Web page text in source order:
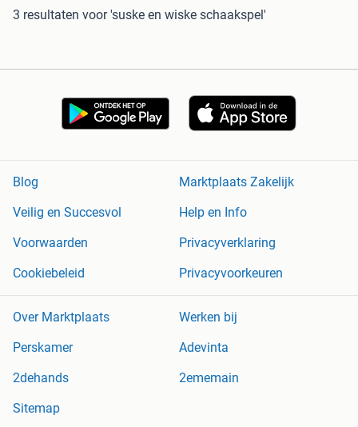
3 resultaten voor 'suske en wiske schaakspel'
Blog
Marktplaats Zakelijk
Veilig en Succesvol
Help en Info
Voorwaarden
Privacyverklaring
Cookiebeleid
Privacyvoorkeuren
Over Marktplaats
Werken bij
Perskamer
Adevinta
2dehands
2ememain
Sitemap